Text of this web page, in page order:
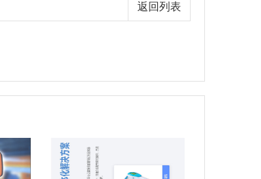
返回列表